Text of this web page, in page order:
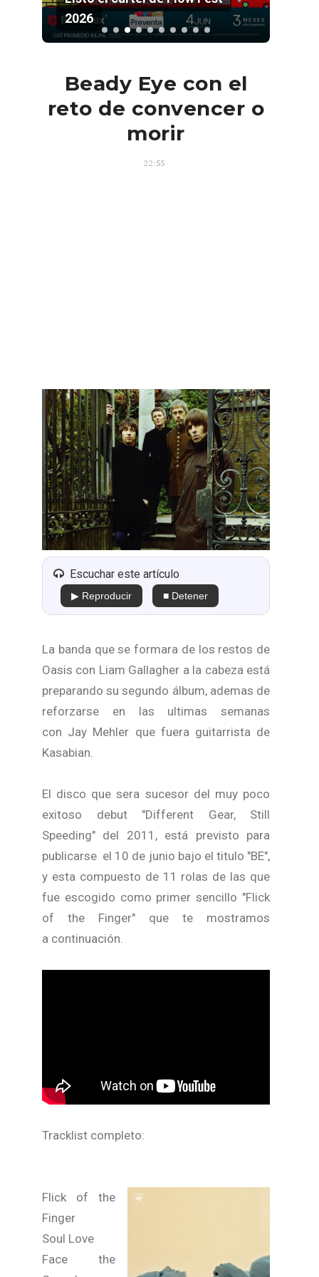
2026
Beady Eye con el
reto de convencer o
morir
22:55
Escuchar este artículo
▶ Reproducir ■ Detener
La banda que se formara de los restos de
Oasis con Liam Gallagher a la cabeza está
preparando su segundo álbum, ademas de
reforzarse en las ultimas semanas
con Jay Mehler que fuera guitarrista de
Kasabian.
El disco que sera sucesor del muy poco
exitoso debut "Different Gear, Still
Speeding" del 2011, está previsto para
publicarse el 10 de junio bajo el titulo "BE",
y esta compuesto de 11 rolas de las que
fue escogido como primer sencillo "Flick
of the Finger" que te mostramos
a continuación.
Tracklist completo:
Flick of the
Finger
Soul Love
Face the